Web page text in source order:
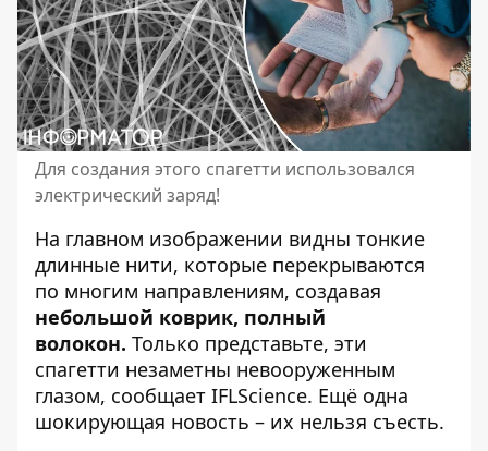
Для создания этого спагетти использовался
электрический заряд!
На главном изображении видны тонкие
длинные нити, которые перекрываются
по многим направлениям, создавая
небольшой коврик, полный
волокон. Только представьте, эти
спагетти незаметны невооруженным
глазом, сообщает IFLScience. Ещё одна
шокирующая новость – их нельзя съесть.